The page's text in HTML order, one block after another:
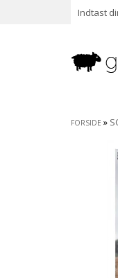
FORSIDE »